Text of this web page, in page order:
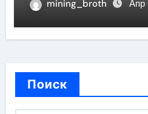
социального
mining_broth Апр
Поиск